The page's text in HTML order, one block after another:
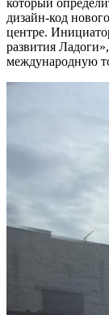
который
дизайн-код
центре.
развития Ладоги»
международную